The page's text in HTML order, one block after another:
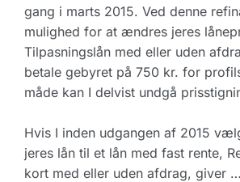
gang i marts 2015. Ved denne
mulighed for at ændres jeres
Tilpasningslån med eller uden
betale gebyret på 750 kr. for
måde kan I delvist undgå
Hvis I inden udgangen af 2015
jeres lån til et lån med fast rente,
kort med eller uden afdrag, giver